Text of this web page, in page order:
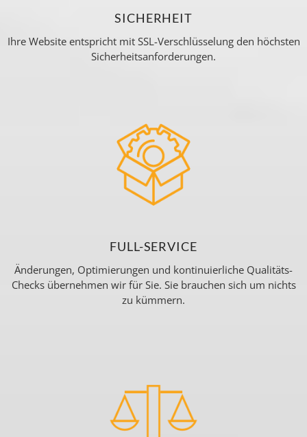
SICHERHEIT
Ihre Website entspricht mit SSL-Verschlüsselung den höchsten
Sicherheitsanforderungen.
FULL-SERVICE
Änderungen, Optimierungen und kontinuierliche Qualitäts-
Checks übernehmen wir für Sie. Sie brauchen sich um nichts
zu kümmern.